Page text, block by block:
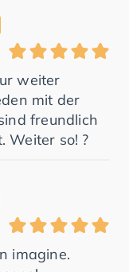
weiter
mit der
freundlich
Weiter so! ?
imagine.